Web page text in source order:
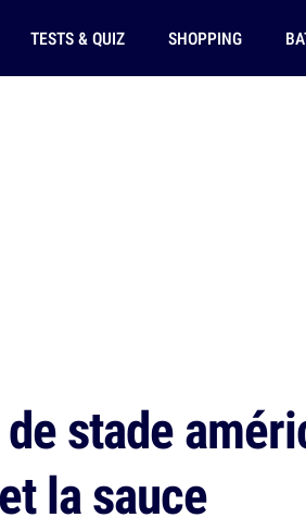
TESTS & QUIZ SHOPPING
stade
la sauce